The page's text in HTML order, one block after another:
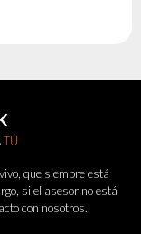
TÚ
que siempre está
si el asesor no está
con nosotros.